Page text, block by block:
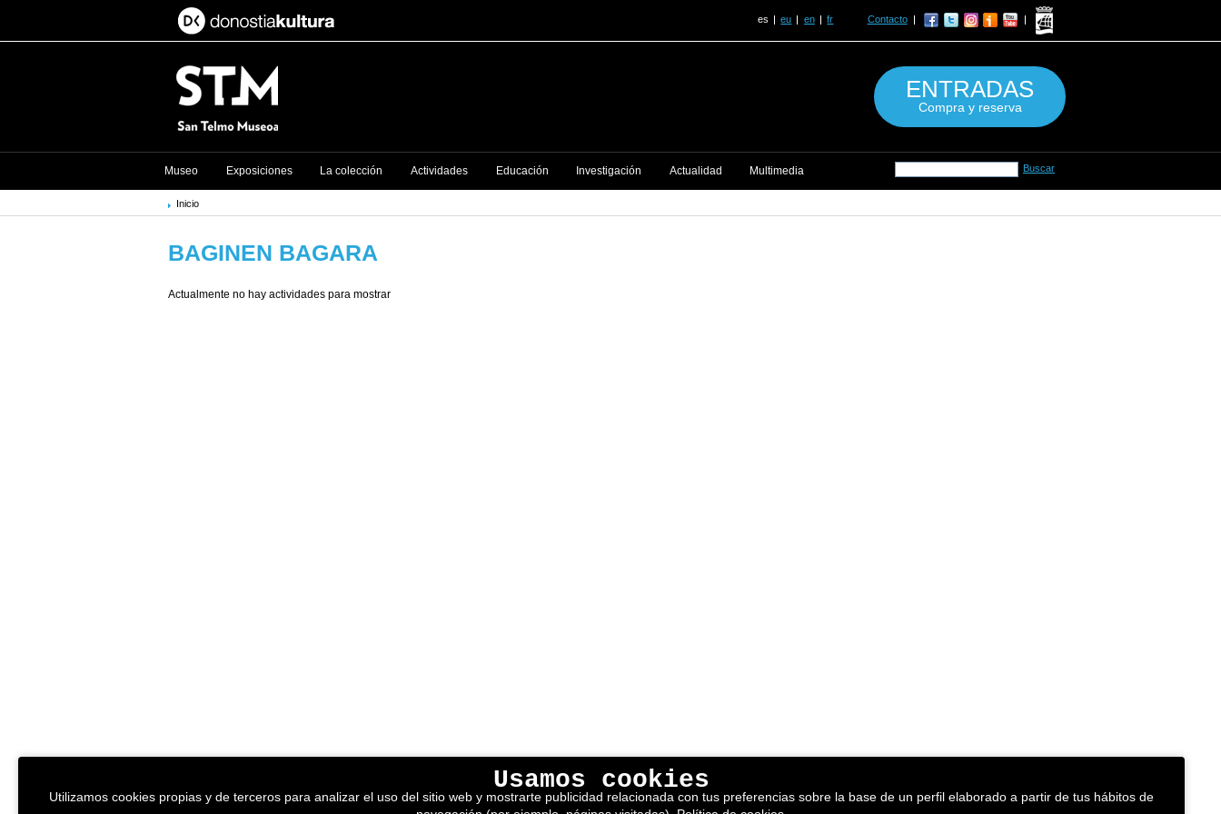
Inicio
BAGINEN BAGARA
Actualmente no hay actividades para mostrar
es eu en fr Contacto
ENTRADAS
Compra y reserva
Museo Exposiciones La colección Actividades Educación Investigación Actualidad Multimedia
Usamos cookies
Utilizamos cookies propias y de terceros para analizar el uso del sitio web y mostrarte publicidad relacionada con tus preferencias sobre la base de un perfil elaborado a partir de tus hábitos de